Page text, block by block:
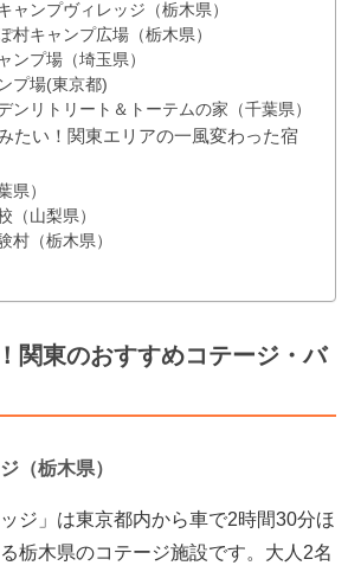
ャンプヴィレッジ（栃木県）
村キャンプ広場（栃木県）
ンプ場（埼玉県）
プ場(東京都)
ンリトリート＆トーテムの家（千葉県）
たい！関東エリアの一風変わった宿
県）
（山梨県）
村（栃木県）
関東のおすすめコテージ・バ
（栃木県）
ジ」は東京都内から車で2時間30分ほ
栃木県のコテージ施設です。大人2名